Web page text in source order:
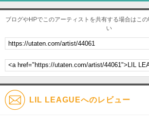
ブログやHPでこのアーティストを共有する場合はこ
い
LIL LEAGUEへのレビュー